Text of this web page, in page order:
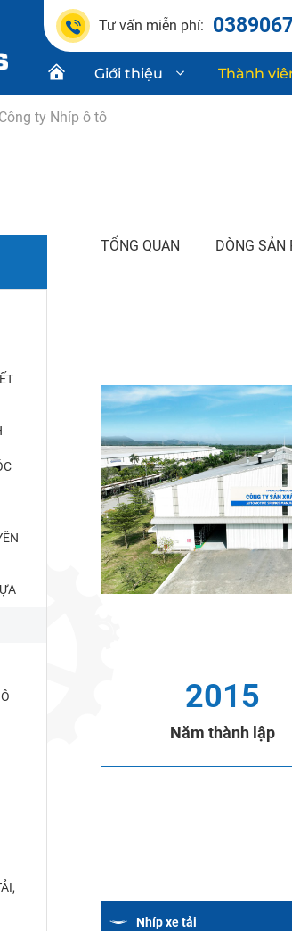
Tư vấn miễn phí:
Giới thiệu Thành
Công ty Nhíp ô tô
TỔNG QUAN DÒNG SẢN
2015
Năm thành lập
Nhíp xe tải